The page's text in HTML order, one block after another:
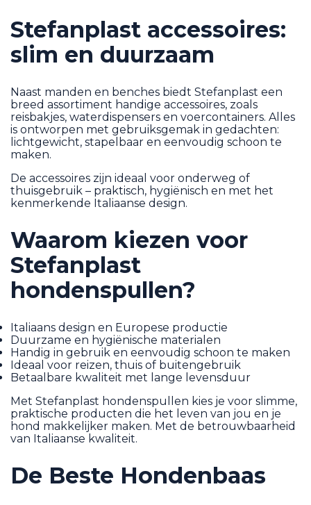
Stefanplast accessoires:
slim en duurzaam
Naast manden en benches biedt Stefanplast een
breed assortiment handige accessoires, zoals
reisbakjes, waterdispensers en voercontainers. Alles
is ontworpen met gebruiksgemak in gedachten:
lichtgewicht, stapelbaar en eenvoudig schoon te
maken.
De accessoires zijn ideaal voor onderweg of
thuisgebruik – praktisch, hygiënisch en met het
kenmerkende Italiaanse design.
Waarom kiezen voor
Stefanplast
hondenspullen?
Italiaans design en Europese productie
Duurzame en hygiënische materialen
Handig in gebruik en eenvoudig schoon te maken
Ideaal voor reizen, thuis of buitengebruik
Betaalbare kwaliteit met lange levensduur
Met Stefanplast hondenspullen kies je voor slimme,
praktische producten die het leven van jou en je
hond makkelijker maken. Met de betrouwbaarheid
van Italiaanse kwaliteit.
De Beste Hondenbaas